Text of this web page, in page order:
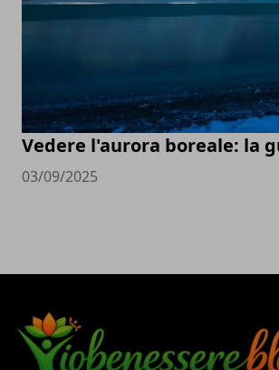
Vedere l'aurora boreale: la
03/09/2025